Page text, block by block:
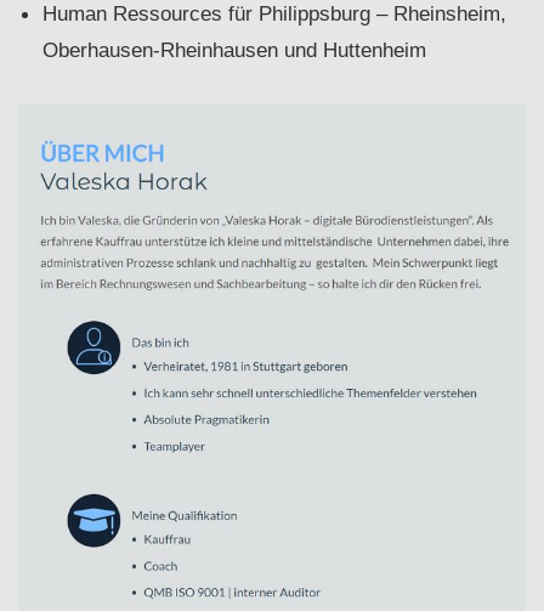
Human Ressources für Philippsburg – Rheinsheim,
Oberhausen-Rheinhausen und Huttenheim